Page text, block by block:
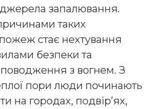
запалювання.
таких
стає нехтування
безпеки та
з вогнем. З
пори люди починають
на городах, подвір’ях,